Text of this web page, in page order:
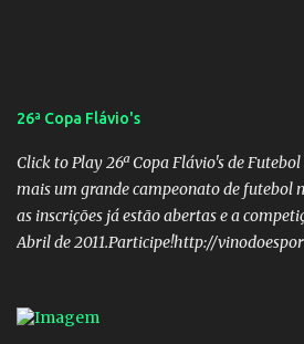
Castro Lino Veículo: TV Anhanguera
Campos Filho Veículo: Rádio Difusora
Nome: Victor Hugo de Araújo Veículo:
02: Nome: Custódio Ricardo soares
26ª Copa Flávio's
Click to Play 26ª Copa Flávio's de
mais um grande campeonato de futebol
as inscrições já estão abertas e a
Abril de 2011.Participe!http://